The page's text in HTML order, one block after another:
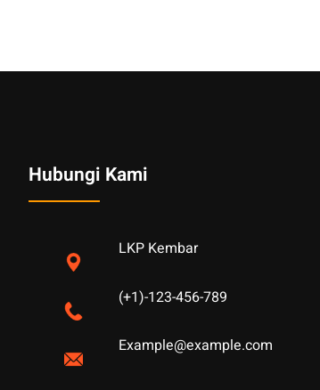
Hubungi Kami
LKP Kembar
(+1)-123-456-789
Example@example.com